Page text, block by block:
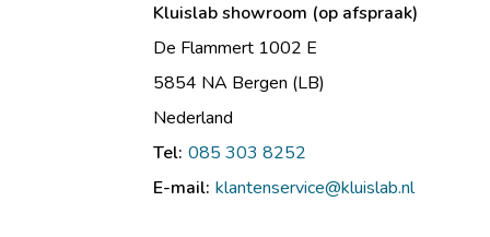
Kluislab showroom (op afspraak)
De Flammert 1002 E
5854 NA Bergen (LB)
Nederland
Tel: 085 303 8252
E-mail: klantenservice@kluislab.nl